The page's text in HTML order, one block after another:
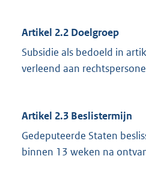
Artikel 2.2 Doelgroep
Subsidie als bedoeld in
verleend aan
Artikel 2.3 Beslistermijn
Gedeputeerde Staten
binnen 13 weken na